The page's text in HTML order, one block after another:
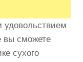
вы сможете
сухого